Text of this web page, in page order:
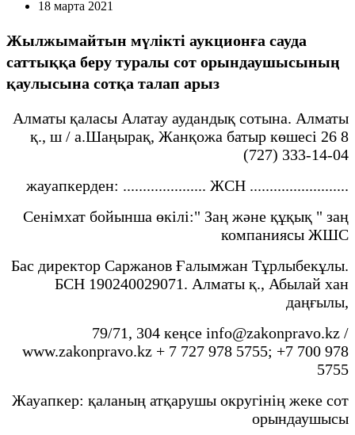
18 марта 2021
Жылжымайтын мүлікті аукционға сауда
саттыққа беру туралы сот орындаушысының
қаулысына сотқа талап арыз
Алматы қаласы Алатау аудандық сотына. Алматы
қ., ш / а.Шаңырақ, Жанқожа батыр көшесі 26 8
(727) 333-14-04
жауапкерден: ..................... ЖСН .........................
Сенімхат бойынша өкілі:" Заң және құқық " заң
компаниясы ЖШС
Бас директор Саржанов Ғалымжан Тұрлыбекұлы.
БСН 190240029071. Алматы қ., Абылай хан
даңғылы,
79/71, 304 кеңсе info@zakonpravo.kz /
www.zakonpravo.kz + 7 727 978 5755; +7 700 978
5755
Жауапкер: қаланың атқарушы округінің жеке сот
орындаушысы